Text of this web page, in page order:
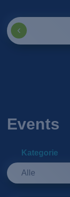
Events
Kategorie
Alle